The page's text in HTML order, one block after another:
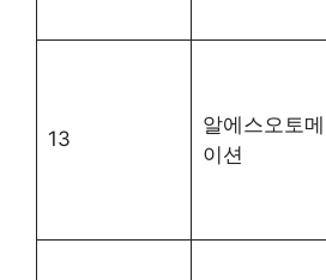
13
알에스오토메
이션